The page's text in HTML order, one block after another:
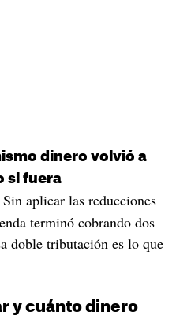
dinero volvió a
si fuera
Sin aplicar las reducciones
terminó cobrando dos
doble tributación es lo que
y cuánto dinero